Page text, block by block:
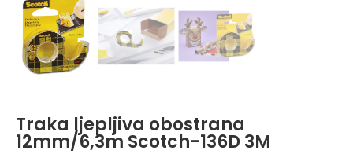
Traka ljepljiva obostrana
12mm/6,3m Scotch-136D 3M